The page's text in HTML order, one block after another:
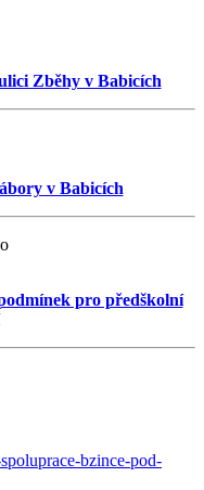
Zběhy v Babicích
v Babicích
pro předškolní
bzince-pod-